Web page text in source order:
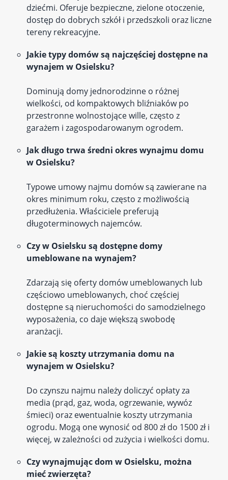
dziećmi. Oferuje bezpieczne, zielone otoczenie,
dostęp do dobrych szkół i przedszkoli oraz liczne
tereny rekreacyjne.
Jakie typy domów są najczęściej dostępne na
wynajem w Osielsku?
Dominują domy jednorodzinne o różnej
wielkości, od kompaktowych bliźniaków po
przestronne wolnostojące wille, często z
garażem i zagospodarowanym ogrodem.
Jak długo trwa średni okres wynajmu domu
w Osielsku?
Typowe umowy najmu domów są zawierane na
okres minimum roku, często z możliwością
przedłużenia. Właściciele preferują
długoterminowych najemców.
Czy w Osielsku są dostępne domy
umeblowane na wynajem?
Zdarzają się oferty domów umeblowanych lub
częściowo umeblowanych, choć częściej
dostępne są nieruchomości do samodzielnego
wyposażenia, co daje większą swobodę
aranżacji.
Jakie są koszty utrzymania domu na
wynajem w Osielsku?
Do czynszu najmu należy doliczyć opłaty za
media (prąd, gaz, woda, ogrzewanie, wywóz
śmieci) oraz ewentualnie koszty utrzymania
ogrodu. Mogą one wynosić od 800 zł do 1500 zł i
więcej, w zależności od zużycia i wielkości domu.
Czy wynajmując dom w Osielsku, można
mieć zwierzęta?